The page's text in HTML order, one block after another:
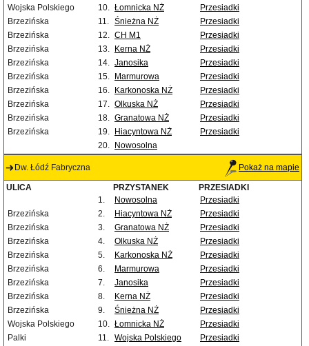
Wojska Polskiego
10. Łomnicka NŻ
Przesiadki
Brzezińska
11. Śnieżna NŻ
Przesiadki
Brzezińska
12. CH M1
Przesiadki
Brzezińska
13. Kerna NŻ
Przesiadki
Brzezińska
14. Janosika
Przesiadki
Brzezińska
15. Marmurowa
Przesiadki
Brzezińska
16. Karkonoska NŻ
Przesiadki
Brzezińska
17. Olkuska NŻ
Przesiadki
Brzezińska
18. Granatowa NŻ
Przesiadki
Brzezińska
19. Hiacyntowa NŻ
Przesiadki
20.
Nowosolna
Dw. Łódź Fabryczna Pokaż na mapie
ULICA PRZYSTANEK
PRZESIADKI
1.
Nowosolna
Przesiadki
Brzezińska
2. Hiacyntowa NŻ
Przesiadki
Brzezińska
3. Granatowa NŻ
Przesiadki
Brzezińska
4. Olkuska NŻ
Przesiadki
Brzezińska
5. Karkonoska NŻ
Przesiadki
Brzezińska
6. Marmurowa
Przesiadki
Brzezińska
7. Janosika
Przesiadki
Brzezińska
8. Kerna NŻ
Przesiadki
Brzezińska
9. Śnieżna NŻ
Przesiadki
Wojska Polskiego
10. Łomnicka NŻ
Przesiadki
Palki
11. Wojska Polskiego Przesiadki